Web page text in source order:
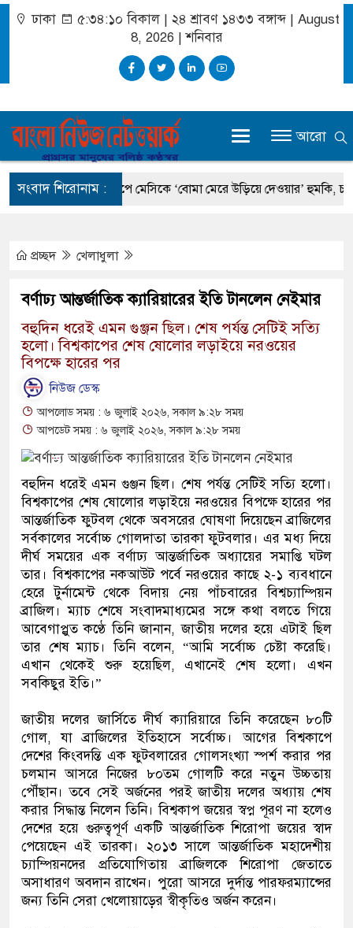
ঢাকা ৫:৩৪:১০ বিকাল| ২৪ শ্রাবণ ১৪৩৩ বঙ্গাব্দ | August
8, 2026 |শনিবার
আরো
সংবাদ শিরোনাম :
বিশ্বকাপে মেসিকে ‘বোমা মেরে উড়িয়ে দেওয়ার’ হুমকি, চাঞ্চল্যকর
প্রচ্ছদ খেলাধুলা
বর্ণাঢ্য আন্তর্জাতিক ক্যারিয়ারের ইতি টানলেন নেইমার
বহুদিন ধরেই এমন গুঞ্জন ছিল। শেষ পর্যন্ত সেটিই সত্যি
হলো। বিশ্বকাপের শেষ ষোলোর লড়াইয়ে নরওয়ের
বিপক্ষে হারের পর
নিউজ ডেস্ক
আপলোড সময় : ৬ জুলাই ২০২৬, সকাল ৯:২৮ সময়
আপডেট সময় : ৬ জুলাই ২০২৬, সকাল ৯:২৮ সময়
বহুদিন ধরেই এমন গুঞ্জন ছিল। শেষ পর্যন্ত সেটিই সত্যি হলো।
বিশ্বকাপের শেষ ষোলোর লড়াইয়ে নরওয়ের বিপক্ষে হারের পর
আন্তর্জাতিক ফুটবল থেকে অবসরের ঘোষণা দিয়েছেন ব্রাজিলের
সর্বকালের সর্বোচ্চ গোলদাতা তারকা ফুটবলার। এর মধ্য দিয়ে
দীর্ঘ সময়ের এক বর্ণাঢ্য আন্তর্জাতিক অধ্যায়ের সমাপ্তি ঘটল
তার। বিশ্বকাপের নকআউট পর্বে নরওয়ের কাছে ২-১ ব্যবধানে
হেরে টুর্নামেন্ট থেকে বিদায় নেয় পাঁচবারের বিশ্বচ্যাম্পিয়ন
ব্রাজিল। ম্যাচ শেষে সংবাদমাধ্যমের সঙ্গে কথা বলতে গিয়ে
আবেগাপ্লুত কণ্ঠে তিনি জানান, জাতীয় দলের হয়ে এটাই ছিল
তার শেষ ম্যাচ। তিনি বলেন, “আমি সর্বোচ্চ চেষ্টা করেছি।
এখান থেকেই শুরু হয়েছিল, এখানেই শেষ হলো। এখন
সবকিছুর ইতি।”
জাতীয় দলের জার্সিতে দীর্ঘ ক্যারিয়ারে তিনি করেছেন ৮০টি
গোল, যা ব্রাজিলের ইতিহাসে সর্বোচ্চ। আগের বিশ্বকাপে
দেশের কিংবদন্তি এক ফুটবলারের গোলসংখ্যা স্পর্শ করার পর
চলমান আসরে নিজের ৮০তম গোলটি করে নতুন উচ্চতায়
পৌঁছান। তবে সেই অর্জনের পরই জাতীয় দলের অধ্যায় শেষ
করার সিদ্ধান্ত নিলেন তিনি। বিশ্বকাপ জয়ের স্বপ্ন পূরণ না হলেও
দেশের হয়ে গুরুত্বপূর্ণ একটি আন্তর্জাতিক শিরোপা জয়ের স্বাদ
পেয়েছেন এই তারকা। ২০১৩ সালে আন্তর্জাতিক মহাদেশীয়
চ্যাম্পিয়নদের প্রতিযোগিতায় ব্রাজিলকে শিরোপা জেতাতে
অসাধারণ অবদান রাখেন। পুরো আসরে দুর্দান্ত পারফরম্যান্সের
জন্য তিনি সেরা খেলোয়াড়ের স্বীকৃতিও অর্জন করেন।